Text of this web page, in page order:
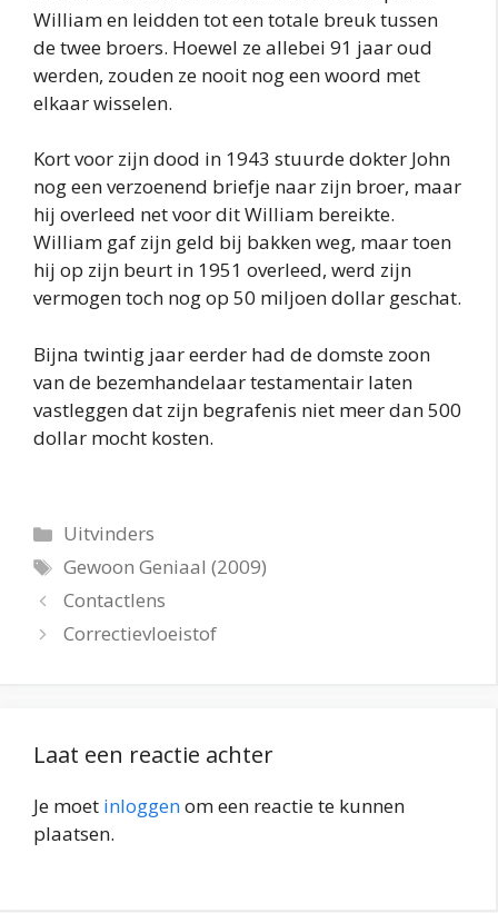
William en leidden tot een totale breuk tussen
de twee broers. Hoewel ze allebei 91 jaar oud
werden, zouden ze nooit nog een woord met
elkaar wisselen.
Kort voor zijn dood in 1943 stuurde dokter John
nog een verzoenend briefje naar zijn broer, maar
hij overleed net voor dit William bereikte.
William gaf zijn geld bij bakken weg, maar toen
hij op zijn beurt in 1951 overleed, werd zijn
vermogen toch nog op 50 miljoen dollar geschat.
Bijna twintig jaar eerder had de domste zoon
van de bezemhandelaar testamentair laten
vastleggen dat zijn begrafenis niet meer dan 500
dollar mocht kosten.
Categorieën
Uitvinders
Tags
Gewoon Geniaal (2009)
Contactlens
Correctievloeistof
Laat een reactie achter
Je moet inloggenom een reactie te kunnen
plaatsen.